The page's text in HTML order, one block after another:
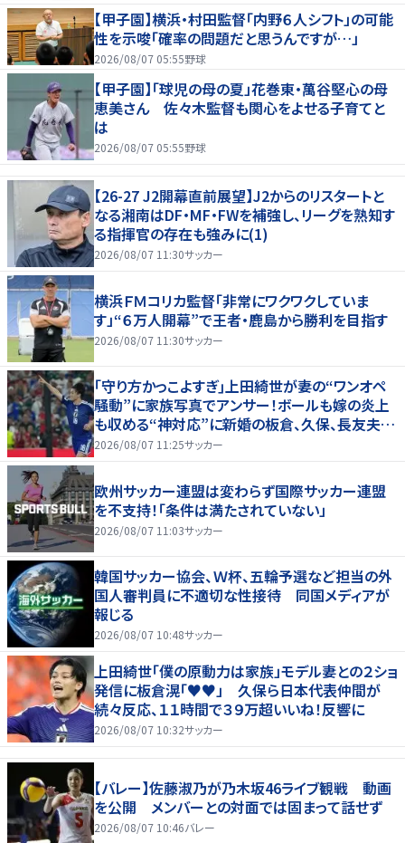
【甲子園】横浜・村田監督「内野６人シフト」の可能
性を示唆「確率の問題だと思うんですが…」
2026/08/07 05:55野球
【甲子園】「球児の母の夏」花巻東・萬谷堅心の母
恵美さん 佐々木監督も関心をよせる子育てと
は
2026/08/07 05:55野球
【26-27 J2開幕直前展望】J2からのリスタートと
なる湘南はDF・MF・FWを補強し、リーグを熟知す
る指揮官の存在も強みに(1)
2026/08/07 11:30サッカー
横浜ＦＭコリカ監督「非常にワクワクしていま
す」“６万人開幕”で王者・鹿島から勝利を目指す
2026/08/07 11:30サッカー
｢守り方かっこよすぎ｣上田綺世が妻の“ワンオペ
騒動”に家族写真でアンサー！ボールも嫁の炎上
も収める“神対応”に新婚の板倉、久保、長友夫妻
もエール！
2026/08/07 11:25サッカー
欧州サッカー連盟は変わらず国際サッカー連盟
を不支持！「条件は満たされていない」
2026/08/07 11:03サッカー
韓国サッカー協会、Ｗ杯、五輪予選など担当の外
国人審判員に不適切な性接待 同国メディアが
報じる
2026/08/07 10:48サッカー
上田綺世「僕の原動力は家族」モデル妻との２ショ
発信に板倉滉「♥♥」 久保ら日本代表仲間が
続々反応、１１時間で３９万超いいね！反響に
2026/08/07 10:32サッカー
【バレー】佐藤淑乃が乃木坂46ライブ観戦 動画
を公開 メンバーとの対面では固まって話せず
2026/08/07 10:46バレー